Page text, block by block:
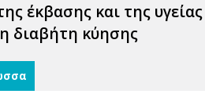
έκβασης και της
διαβήτη κύησης